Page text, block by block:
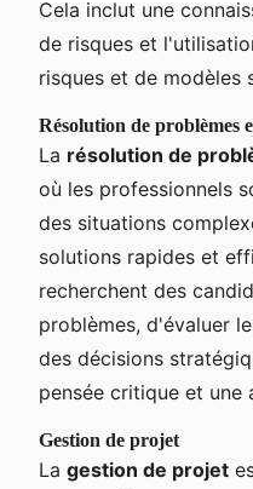
Cela inclut une
de risques et
risques et de modèles
Résolution de problèmes
La résolution de
où les professionnels
des situations
solutions rapides et
recherchent des
problèmes, d'évaluer
des décisions
pensée critique et une
Gestion de projet
La gestion de projet